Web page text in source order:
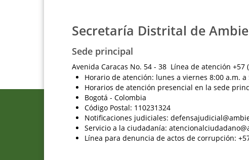
Secretaría Distrital de
Sede principal
Avenida Caracas No. 54 - 38 Línea de atención +57
Horario de atención: lunes a viernes 8:00 a.m. a
Horarios de atención presencial en la sede
Bogotá - Colombia
Código Postal: 110231324
Notificaciones judiciales:
Servicio a la ciudadanía:
Línea para denuncia de actos de corrupción: